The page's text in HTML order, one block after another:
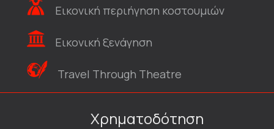
Εικονική περιήγηση κοστουμιών
Εικονική ξενάγηση
Travel Through Theatre
Χρηματοδότηση